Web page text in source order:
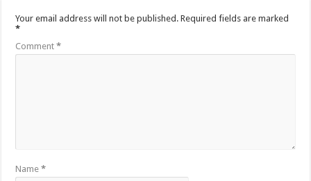
Your email address will not be published. Required fields are marked
*
Comment*
Name*